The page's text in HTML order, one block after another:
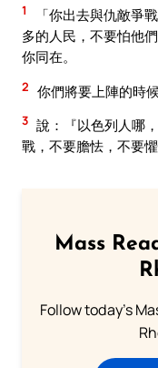
1
「你出去與仇敵爭
多的人民，不要怕他
你同在。
2 你們將要上陣的時
3 說：『以色列人哪
戰，不要膽怯，不要
Mass
Follow today's